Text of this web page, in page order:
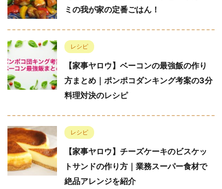
ミの我が家の定番ごはん！
レシピ
【家事ヤロウ】ベーコンの最強飯の作り
方まとめ｜ポンポコダンキング考案の3分
料理対決のレシピ
レシピ
【家事ヤロウ】チーズケーキのビスケッ
トサンドの作り方｜業務スーパー食材で
絶品アレンジを紹介